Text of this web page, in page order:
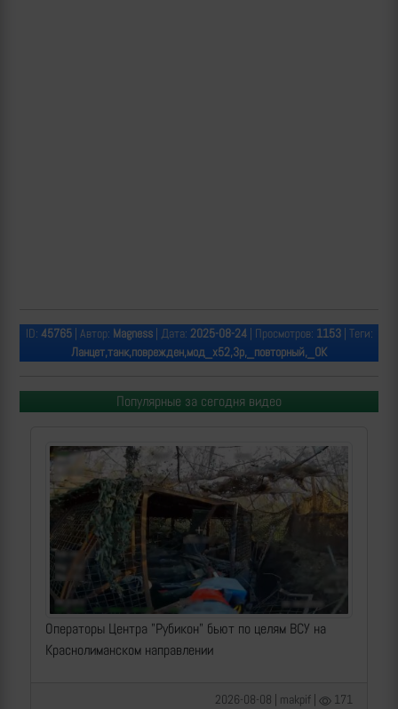
ID: 45765| Автор: Magness| Дата: 2025-08-24| Просмотров: 1153| Теги:
Ланцет,танк,поврежден,мод_х52,3р,_повторный,_ОК
Популярные за сегодня видео
Операторы Центра "Рубикон" бьют по целям ВСУ на
Краснолиманском направлении
2026-08-08 | makpif | 171